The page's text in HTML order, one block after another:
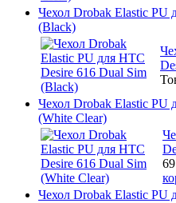
Чехол Drobak Elastic PU
(Black)
Чехол Drobak Elastic PU
(White Clear)
Чехол Drobak Elastic PU